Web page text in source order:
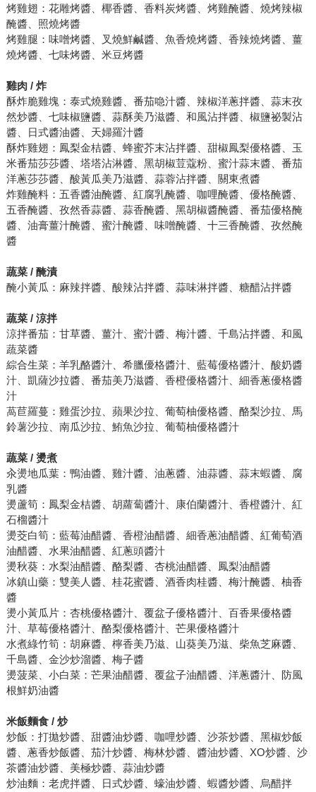
烤雞翅：花雕烤醬、椰香醬、香料炭烤醬、烤雞醃醬、燒烤辣椒
醃醬、照燒烤醬
烤雞腿：味噌烤醬、叉燒鮮鹹醬、魚香燒烤醬、香辣燒烤醬、薑
燒烤醬、七味烤醬、米豆烤醬
雞肉 / 炸
酥炸脆雞塊：泰式燒雞醬、番茄喼汁醬、辣椒洋蔥拌醬、蒜末孜
然炒醬、七味椒鹽醬、蒜酥美乃滋醬、和風沾拌醬、椒鹽祕製沾
醬、日式醬油醬、天婦羅汁醬
酥炸雞翅：鳳梨金桔醬、蜂蜜芥末沾拌醬、甜椒鳳梨優格醬、玉
米番茄莎莎醬、塔塔沾淋醬、黑胡椒荳蔻粉、蜜汁蒜末醬、番茄
洋蔥莎莎醬、酸黃瓜美乃滋醬、蒜蓉沾拌醬、關東煮醬
炸雞醃料：五香醬油醃醬、紅腐乳醃醬、咖哩醃醬、優格醃醬、
五香醃醬、孜然香蒜醬、蒜香醃醬、黑胡椒醬醃醬、番茄優格醃
醬、油膏薑汁醃醬、蜜汁醃醬、味噌醃醬、十三香醃醬、孜然醃
醬
蔬菜 / 醃漬
醃小黃瓜：麻辣拌醬、酸辣沾拌醬、蒜味淋拌醬、糖醋沾拌醬
蔬菜 / 涼拌
涼拌番茄：甘草醬、薑汁、蜜汁醬、梅汁醬、千島沾拌醬、和風
蔬菜醬
綜合生菜：羊乳酪醬汁、希臘優格醬汁、藍莓優格醬汁、酸奶醬
汁、凱薩沙拉醬、番茄美乃滋醬、香橙優格醬汁、細香蔥優格醬
汁
萵苣羅蔓：雞蛋沙拉、蘋果沙拉、葡萄柚優格醬、酪梨沙拉、馬
鈴薯沙拉、南瓜沙拉、鮪魚沙拉、葡萄柚優格醬汁
蔬菜 / 燙煮
汆燙地瓜葉：鴨油醬、雞汁醬、油蔥醬、油蒜醬、蒜末蝦醬、腐
乳醬
燙蘆筍：鳳梨金桔醬、胡蘿蔔醬汁、康伯蘭醬汁、香橙醬汁、紅
石榴醬汁
燙茭白筍：藍莓油醋醬、香橙油醋醬、細香蔥油醋醬、紅葡萄酒
油醋醬、水果油醋醬、紅蔥頭醬汁
燙秋葵：水梨油醋醬、酪梨醬、杏桃油醋醬、鳳梨油醋醬
冰鎮山藥：雙美人醬、桂花蜜醬、酒香肉桂醬、梅汁醃醬、柚香
醬
燙小黃瓜片：杏桃優格醬汁、覆盆子優格醬汁、百香果優格醬
汁、草莓優格醬汁、酪梨優格醬汁、芒果優格醬汁
水煮綠竹筍：胡麻醬、檸香美乃滋、山葵美乃滋、柴魚芝麻醬、
千島醬、金沙炒溜醬、梅子醬
燙菠菜、小白菜：芒果油醋醬、覆盆子油醋醬、洋蔥醬汁、防風
根鮮奶油醬
米飯麵食 / 炒
炒飯：打拋炒醬、甜醬油炒醬、咖哩炒醬、沙茶炒醬、黑椒炒飯
醬、蔥香炒飯醬、茄汁炒醬、梅林炒醬、醬油炒醬、XO炒醬、沙
茶醬油炒醬、美極炒醬、蒜油炒醬
炒油麵：老虎拌醬、日式炒醬、蠔油炒醬、蝦醬炒醬、烏醋拌